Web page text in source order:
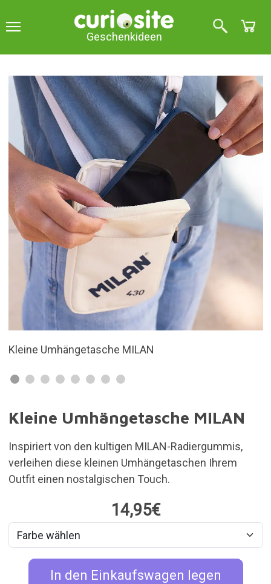
Geschenkideen
Rosa
Kleine Umhängetasche MILAN
Inspiriert von den kultigen MILAN-Radiergummis,
verleihen diese kleinen Umhängetaschen Ihrem
Outfit einen nostalgischen Touch.
14,95€
In den Einkaufswagen legen